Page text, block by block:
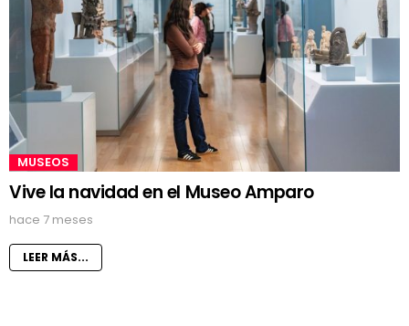
MUSEOS
Vive la navidad en el Museo Amparo
hace 7 meses
LEER MÁS...